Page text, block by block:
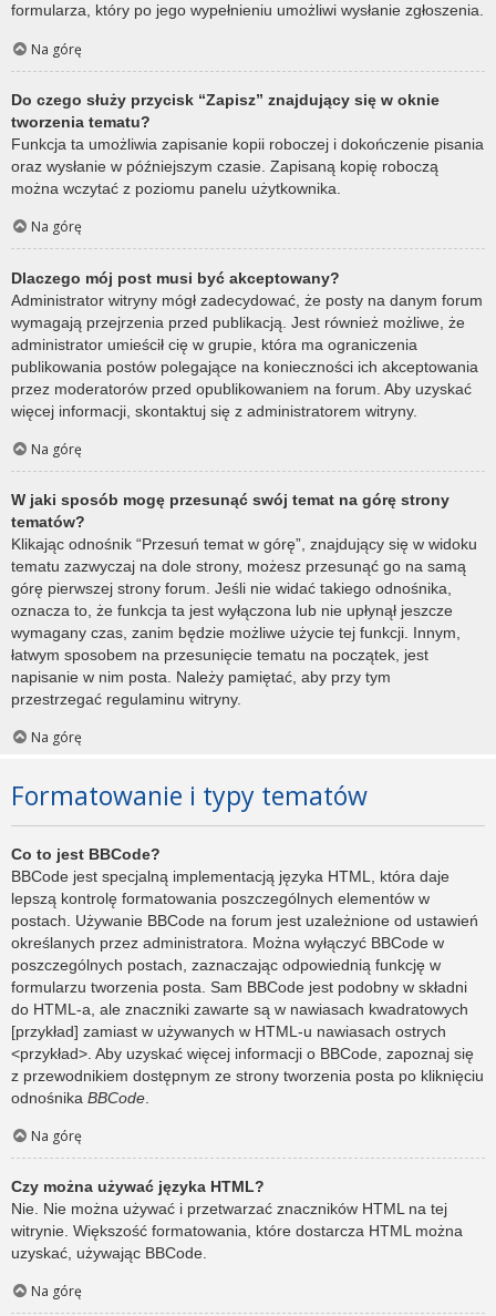
formularza, który po jego wypełnieniu umożliwi wysłanie zgłoszenia.
Na górę
Do czego służy przycisk “Zapisz” znajdujący się w oknie
tworzenia tematu?
Funkcja ta umożliwia zapisanie kopii roboczej i dokończenie pisania
oraz wysłanie w późniejszym czasie. Zapisaną kopię roboczą
można wczytać z poziomu panelu użytkownika.
Na górę
Dlaczego mój post musi być akceptowany?
Administrator witryny mógł zadecydować, że posty na danym forum
wymagają przejrzenia przed publikacją. Jest również możliwe, że
administrator umieścił cię w grupie, która ma ograniczenia
publikowania postów polegające na konieczności ich akceptowania
przez moderatorów przed opublikowaniem na forum. Aby uzyskać
więcej informacji, skontaktuj się z administratorem witryny.
Na górę
W jaki sposób mogę przesunąć swój temat na górę strony
tematów?
Klikając odnośnik “Przesuń temat w górę”, znajdujący się w widoku
tematu zazwyczaj na dole strony, możesz przesunąć go na samą
górę pierwszej strony forum. Jeśli nie widać takiego odnośnika,
oznacza to, że funkcja ta jest wyłączona lub nie upłynął jeszcze
wymagany czas, zanim będzie możliwe użycie tej funkcji. Innym,
łatwym sposobem na przesunięcie tematu na początek, jest
napisanie w nim posta. Należy pamiętać, aby przy tym
przestrzegać regulaminu witryny.
Na górę
Formatowanie i typy tematów
Co to jest BBCode?
BBCode jest specjalną implementacją języka HTML, która daje
lepszą kontrolę formatowania poszczególnych elementów w
postach. Używanie BBCode na forum jest uzależnione od ustawień
określanych przez administratora. Można wyłączyć BBCode w
poszczególnych postach, zaznaczając odpowiednią funkcję w
formularzu tworzenia posta. Sam BBCode jest podobny w składni
do HTML-a, ale znaczniki zawarte są w nawiasach kwadratowych
[przykład] zamiast w używanych w HTML-u nawiasach ostrych
<przykład>. Aby uzyskać więcej informacji o BBCode, zapoznaj się
z przewodnikiem dostępnym ze strony tworzenia posta po kliknięciu
odnośnika BBCode
Na górę
Czy można używać języka HTML?
Nie. Nie można używać i przetwarzać znaczników HTML na tej
witrynie. Większość formatowania, które dostarcza HTML można
uzyskać, używając BBCode.
Na górę